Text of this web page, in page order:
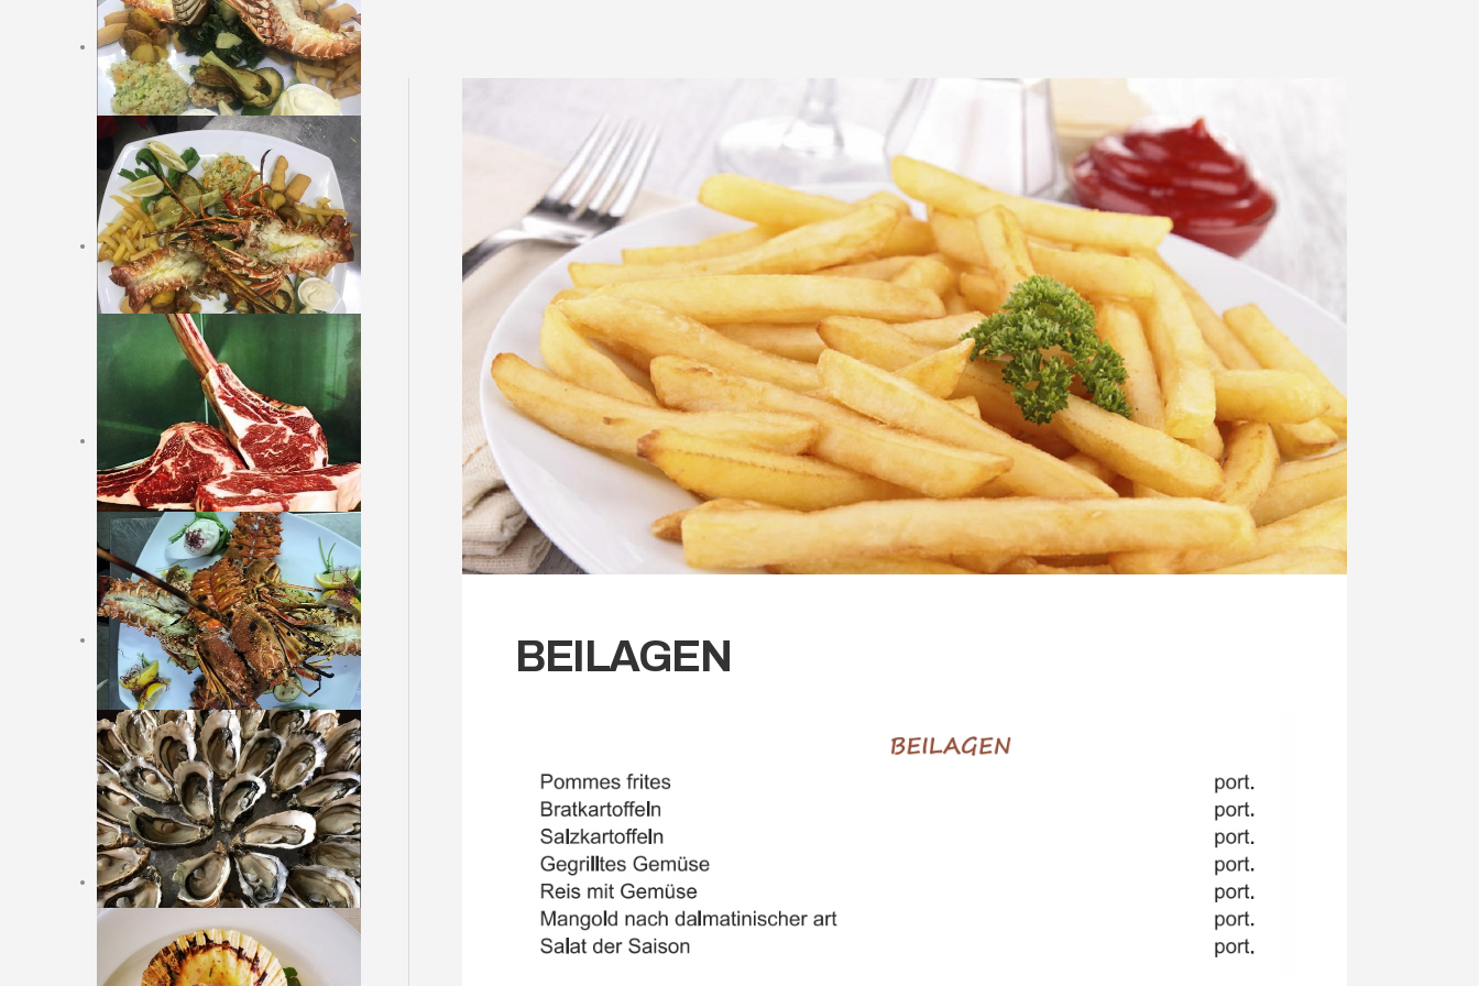
BEILAGEN
Kalte Vorspeisen
Suppen
Warme Vorspeisen
Fische krebse und
muscheln mit beilagen
LEICHT VEGETARISCH
Fleisch gerichte mit
beilagen
ARGENTINISCHE
FLEISCH
BEILAGEN
Dessert
Online Reservation